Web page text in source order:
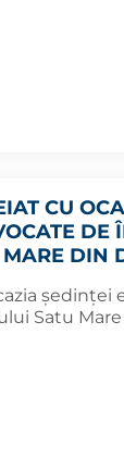
CU
DIN
şedinţei
Satu